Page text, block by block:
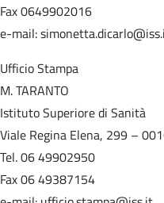
Fax 0649902016
e-mail:
Ufficio Stampa
M. TARANTO
Istituto Superiore di Sanità
Viale Regina Elena, 299 –
Tel. 06 49902950
Fax 06 49387154